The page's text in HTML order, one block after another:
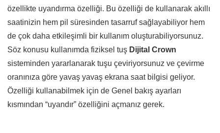
özellikte uyandırma özelliği. Bu özelliği de kullanarak akıllı
saatinizin hem pil süresinden tasarruf sağlayabiliyor hem
de çok daha etkileşimli bir kullanım oluşturabiliyorsunuz.
Söz konusu kullanımda fiziksel tuş Dijital Crown
sisteminden yararlanarak tuşu çeviriyorsunuz ve çevirme
oranınıza göre yavaş yavaş ekrana saat bilgisi geliyor.
Özelliği kullanabilmek için de Genel bakış ayarları
kısmından “uyandır” özelliğini açmanız gerek.